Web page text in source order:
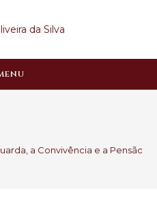
a Convivência e a Pensão: